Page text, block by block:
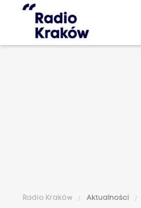
Radio Kraków Aktualności